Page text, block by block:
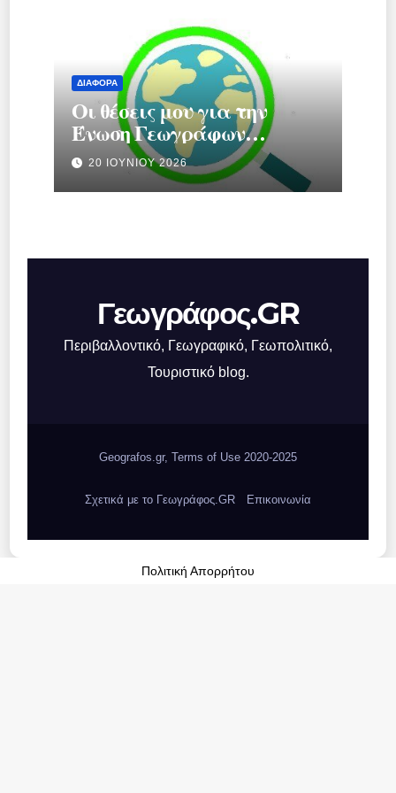
ΔΙΆΦΟΡΑ
Οι θέσεις μου για την
Ένωση Γεωγράφων
Ελλάδας.
20 ΙΟΥΝΊΟΥ 2026
Γεωγράφος.GR
Περιβαλλοντικό, Γεωγραφικό, Γεωπολιτικό,
Τουριστικό blog.
Geografos.gr, Terms of Use 2020-2025
Σχετικά με το Γεωγράφος.GR Επικοινωνία
Πολιτική Απορρήτου